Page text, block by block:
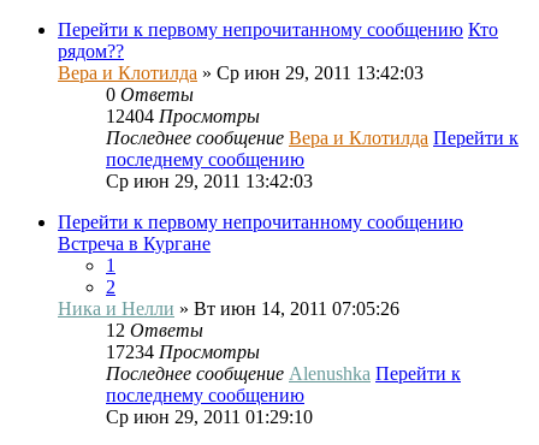
Перейти к первому непрочитанному сообщению Кто
рядом??
Вера и Клотилда » Ср июн 29, 2011 13:42:03
0 Ответы
12404 Просмотры
Последнее сообщение Вера и Клотилда Перейти к
последнему сообщению
Ср июн 29, 2011 13:42:03
Перейти к первому непрочитанному сообщению
Встреча в Кургане
1
2
Ника и Нелли » Вт июн 14, 2011 07:05:26
12 Ответы
17234 Просмотры
Последнее сообщение Alenushka Перейти к
последнему сообщению
Ср июн 29, 2011 01:29:10